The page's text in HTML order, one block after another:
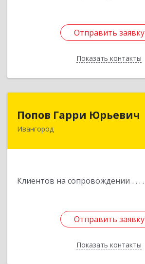
Отправить заявку
Показать контакты
Отправить заявку
Назад
Попов Гарри Юрьевич
Ивангород
Клиентов на сопровождении
Отправить заявку
Показать контакты
Отправить заявку
Назад